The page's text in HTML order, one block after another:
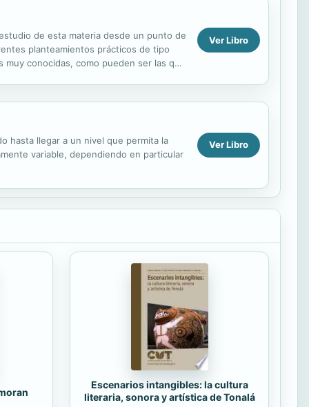
de esta materia desde un punto de
planteamientos prácticos de tipo
conocidas, como pueden ser las que
Ver Libro
hasta llegar a un nivel que permita la
variable, dependiendo en particular
Ver Libro
Escenarios intangibles: la cultura
literaria, sonora y artística de Tonalá